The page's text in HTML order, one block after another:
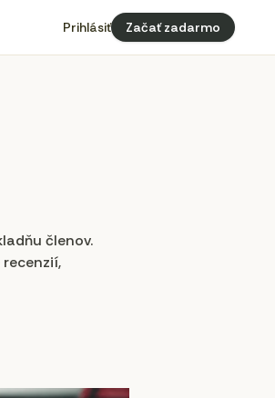
Prihlásiť Začať zadarmo
členov.